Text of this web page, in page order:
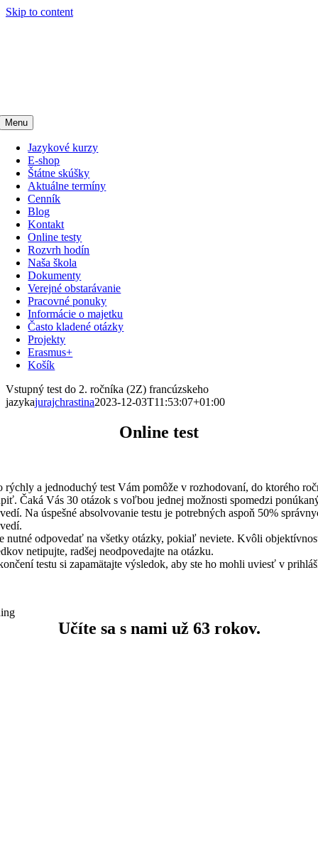
Skip to content
Menu
Jazykové kurzy
E-shop
Štátne skúšky
Aktuálne termíny
Cenník
Blog
Kontakt
Online testy
Rozvrh hodín
Naša škola
Dokumenty
Verejné obstarávanie
Pracovné ponuky
Informácie o majetku
Často kladené otázky
Projekty
Erasmus+
Košík
Vstupný test do 2. ročníka (2Z) francúzskeho
jazykajurajchrastina2023-12-03T11:53:07+01:00
Online test
rýchly a jednoduchý test Vám pomôže v rozhodovaní, do ktorého
Čaká Vás 30 otázok s voľbou jednej možnosti spomedzi
Na úspešné absolvovanie testu je potrebných aspoň 50%
nutné odpovedať na všetky otázky, pokiaľ neviete. Kvôli
netipujte, radšej neodpovedajte na otázku.
testu si zapamätajte výsledok, aby ste ho mohli uviesť v
Učíte sa s nami už 63 rokov.